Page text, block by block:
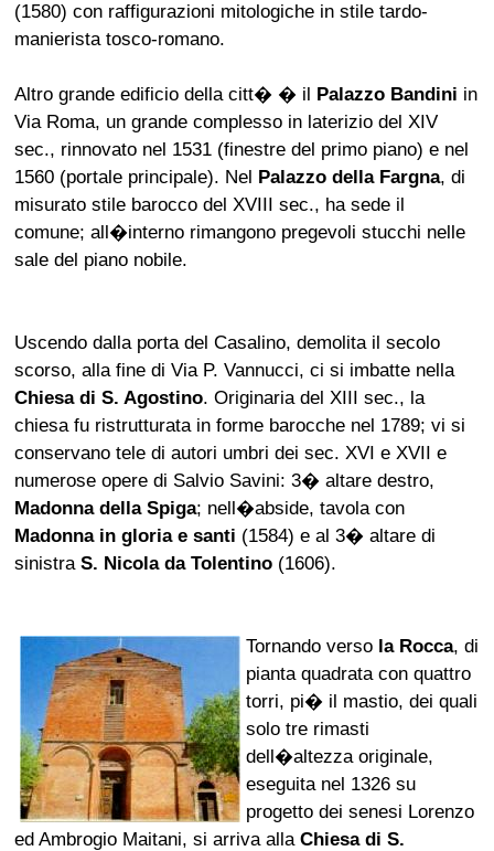
(1580) con raffigurazioni mitologiche in stile tardo-
manierista tosco-romano.
Altro grande edificio della citt� � il Palazzo Bandini in
Via Roma, un grande complesso in laterizio del XIV
sec., rinnovato nel 1531 (finestre del primo piano) e nel
1560 (portale principale). Nel Palazzo della Fargna, di
misurato stile barocco del XVIII sec., ha sede il
comune; all�interno rimangono pregevoli stucchi nelle
sale del piano nobile.
Uscendo dalla porta del Casalino, demolita il secolo
scorso, alla fine di Via P. Vannucci, ci si imbatte nella
Chiesa di S. Agostino. Originaria del XIII sec., la
chiesa fu ristrutturata in forme barocche nel 1789; vi si
conservano tele di autori umbri dei sec. XVI e XVII e
numerose opere di Salvio Savini: 3� altare destro,
Madonna della Spiga; nell�abside, tavola con
Madonna in gloria e santi (1584) e al 3� altare di
sinistraS. Nicola da Tolentino (1606).
Tornando verso la Rocca, di
pianta quadrata con quattro
torri, pi� il mastio, dei quali
solo tre rimasti
dell�altezza originale,
eseguita nel 1326 su
progetto dei senesi Lorenzo
ed Ambrogio Maitani, si arriva allaChiesa di S.